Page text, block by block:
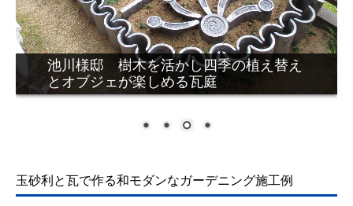
孫七瓦の屋根ブログ
地域活動
求人募集
過去のお知らせ
川本様邸 和をモチーフにしたお手入れ
簡単な瓦庭
玉砂利と瓦で作る和モダンなガーデニング施工例